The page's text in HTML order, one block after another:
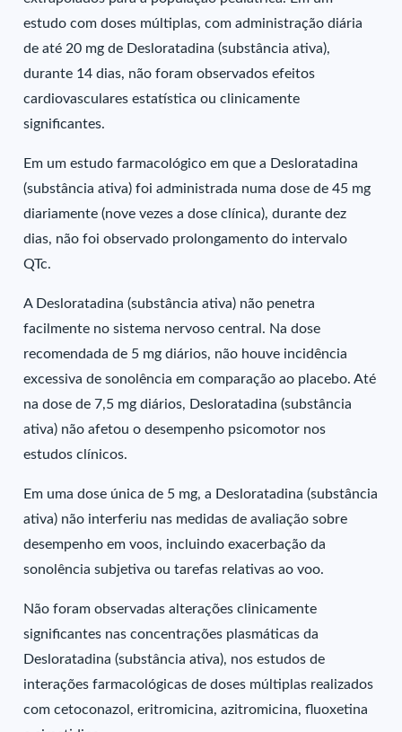
estudo com doses múltiplas, com administração diária
de até 20 mg de Desloratadina (substância ativa),
durante 14 dias, não foram observados efeitos
cardiovasculares estatística ou clinicamente
significantes.
Em um estudo farmacológico em que a Desloratadina
(substância ativa) foi administrada numa dose de 45 mg
diariamente (nove vezes a dose clínica), durante dez
dias, não foi observado prolongamento do intervalo
QTc.
A Desloratadina (substância ativa) não penetra
facilmente no sistema nervoso central. Na dose
recomendada de 5 mg diários, não houve incidência
excessiva de sonolência em comparação ao placebo. Até
na dose de 7,5 mg diários, Desloratadina (substância
ativa) não afetou o desempenho psicomotor nos
estudos clínicos.
Em uma dose única de 5 mg, a Desloratadina (substância
ativa) não interferiu nas medidas de avaliação sobre
desempenho em voos, incluindo exacerbação da
sonolência subjetiva ou tarefas relativas ao voo.
Não foram observadas alterações clinicamente
significantes nas concentrações plasmáticas da
Desloratadina (substância ativa), nos estudos de
interações farmacológicas de doses múltiplas realizados
com cetoconazol, eritromicina, azitromicina, fluoxetina